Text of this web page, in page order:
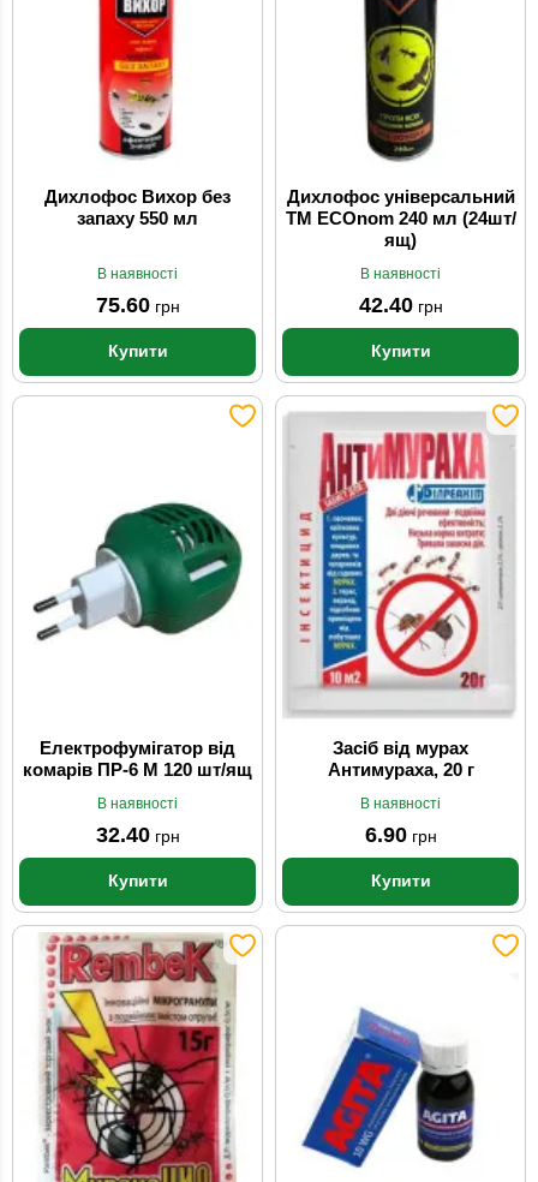
Дихлофос Вихор без
запаху 550 мл
В наявності
75.60грн
Купити
Дихлофос універсальний
ТМ ECOnom 240 мл (24шт/
ящ)
В наявності
42.40грн
Купити
Електрофумігатор від
комарів ПР-6 М 120 шт/ящ
В наявності
32.40грн
Купити
Засіб від мурах
Антимураха, 20 г
В наявності
6.90грн
Купити